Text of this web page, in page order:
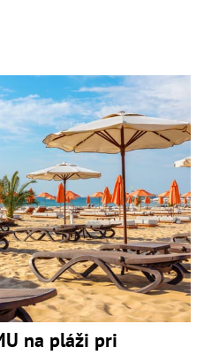
na pláži pri